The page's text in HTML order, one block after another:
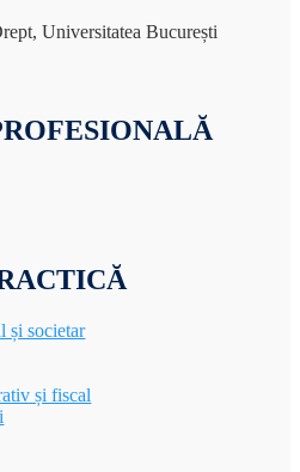
Universitatea București
și societar
și fiscal